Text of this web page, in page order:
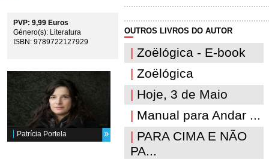
PVP: 9,99 Euros
Género(s): Literatura
ISBN: 9789722127929
Patrícia Portela
OUTROS LIVROS DO AUTOR
| Zoëlógica - E-book
| Zoëlógica
| Hoje, 3 de Maio
| Manual para Andar ...
| PARA CIMA E NÃO
PA...